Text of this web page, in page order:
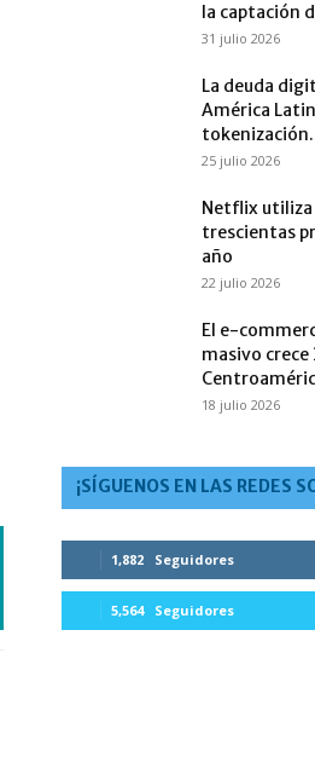
la captación
31 julio 2026
La deuda
América
25 julio 2026
Netflix utiliza
trescientas
año
22 julio 2026
El e-
masivo crece
18 julio 2026
¡SÍGUENOS EN LAS REDES
1,882 Seguidores
5,564 Seguidores